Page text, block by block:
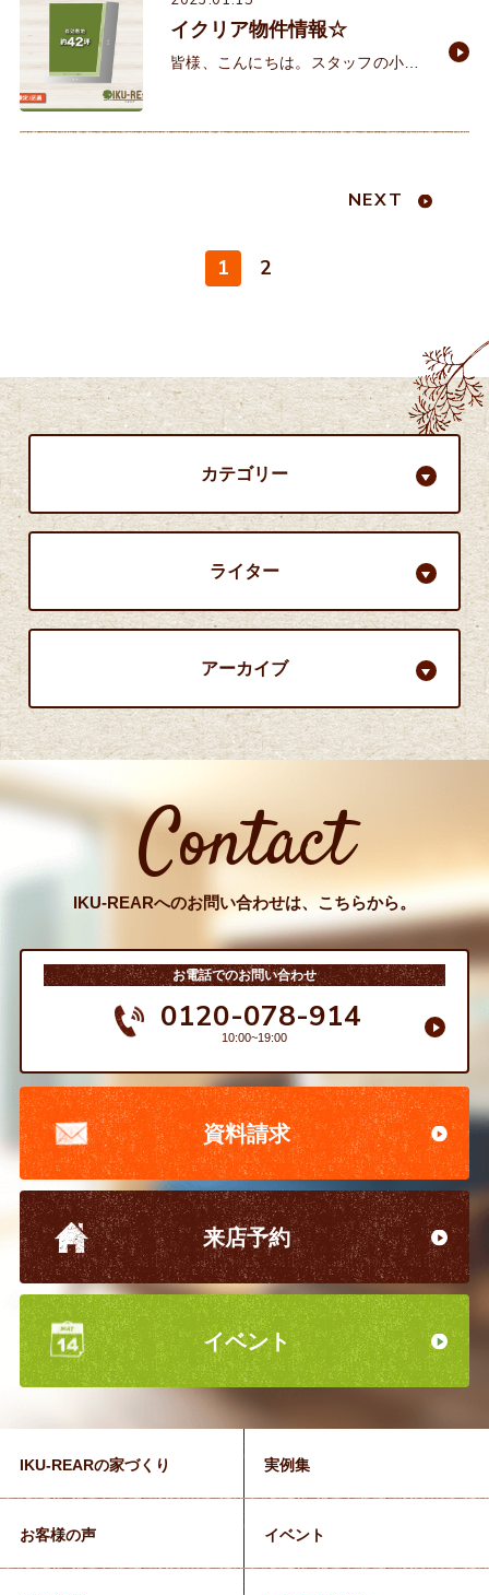
れ、朝からポカポカ陽
イクリア物件情報☆
皆様、こんにちは。スタッフの小森
大蔵本町 ■山陽電鉄
1 2
NEXT
カテゴリー
ライター
アーカイブ
Contact
IKU-REARへのお問い合わせは、こちらから。
お電話でのお問い合わせ
0120-078-914
10:00~19:00
資料請求
来店予約
イベント
IKU-REARの家づくり 実例集
お客様の声 イベント